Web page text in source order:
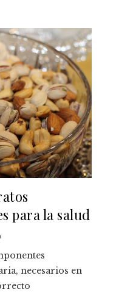
para la salud
necesarios en